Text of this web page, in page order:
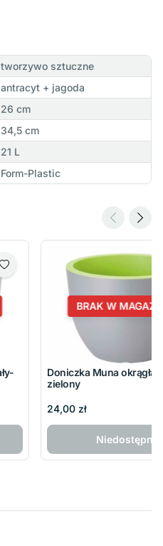
tworzywo sztuczne
antracyt + jagoda
26 cm
34,5 cm
21 L
Form-Plastic
BRAK W
Doniczka Muna okrągła
zielony
24,00 zł
Niedostępny